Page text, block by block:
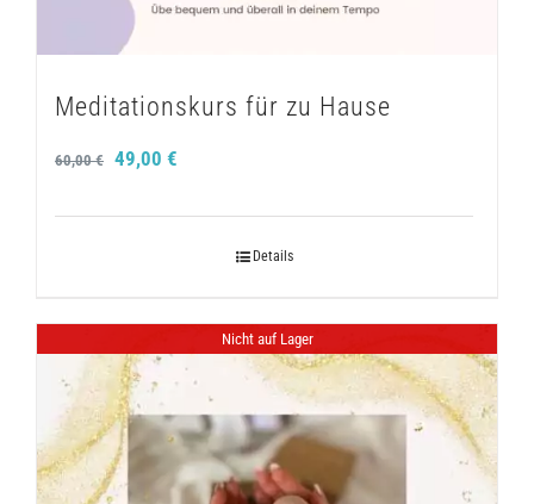
Meditationskurs für zu Hause
60,00€ Ursprünglicher
49,00 €
Details
Nicht auf Lager